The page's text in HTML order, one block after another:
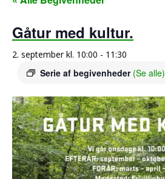
Gåtur med kultur.
2. september kl. 10:00 - 11:30
Serie af begivenheder (Se alle)